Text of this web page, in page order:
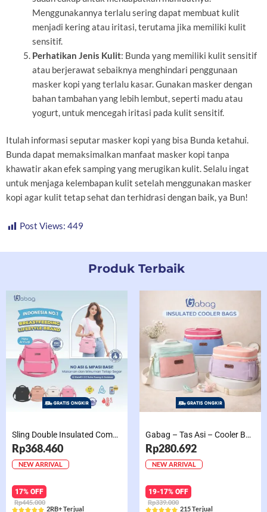
Menggunakannya terlalu sering dapat membuat kulit
menjadi kering atau iritasi, terutama jika memiliki kulit
sensitif.
Perhatikan Jenis Kulit: Bunda yang memiliki kulit sensitif
atau berjerawat sebaiknya menghindari penggunaan
masker kopi yang terlalu kasar. Gunakan masker dengan
bahan tambahan yang lebih lembut, seperti madu atau
yogurt, untuk mencegah iritasi pada kulit sensitif.
Itulah informasi seputar masker kopi yang bisa Bunda ketahui.
Bunda dapat memaksimalkan manfaat masker kopi tanpa
khawatir akan efek samping yang merugikan kulit. Selalu ingat
untuk menjaga kelembapan kulit setelah menggunakan masker
kopi agar kulit tetap sehat dan terhidrasi dengan baik, ya Bun!
Post Views: 449
Produk Terbaik
Sling Double Insulated Compartment Cappucino Black, Creamy, Salem, Chocolate
Rp368.460
NEW ARRIVAL
17% OFF
Rp445.000
 2RB+ Terjual
Gabag – Tas Asi – Cooler Bag Sling Single Compartment Mint Grape Bubble
Rp280.692
NEW ARRIVAL
19-17% OFF
Rp339.000
 215 Terjual